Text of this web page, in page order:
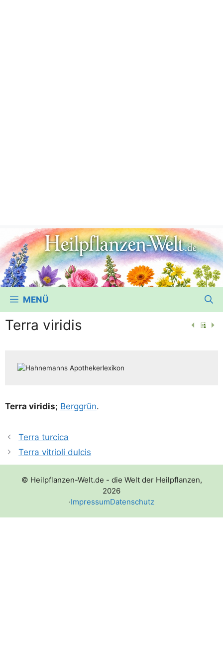
MENÜ
Terra viridis
Ter­ra viri­dis; Berg­grün.
Terra turcica
Terra vitrioli dulcis
© Heilpflanzen-Welt.de - die Welt der Heilpflanzen,
2026
·ImpressumDatenschutz